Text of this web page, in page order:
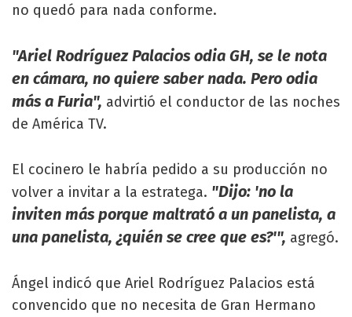
no quedó para nada conforme.
"Ariel Rodríguez Palacios odia GH, se le nota
en cámara, no quiere saber nada. Pero odia
más a Furia", advirtió el conductor de las noches
de América TV.
El cocinero le habría pedido a su producción no
volver a invitar a la estratega. "Dijo: 'no la
inviten más porque maltrató a un panelista, a
una panelista, ¿quién se cree que es?'", agregó.
Ángel indicó que Ariel Rodríguez Palacios está
convencido que no necesita de Gran Hermano